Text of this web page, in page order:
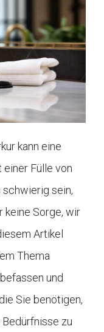
kann eine
Fülle von
schwierig sein,
keine Sorge, wir
Artikel
Thema
und
Sie benötigen,
zu